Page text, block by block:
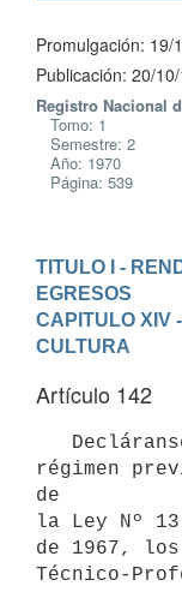
Promulgación: 19/
Publicación: 20/
Registro Nacional
Tomo: 1
Semestre: 2
Año: 1970
Página: 539
TITULO I -
EGRESOS
CAPITULO XIV
CULTURA
Artículo 142
régimen
de
la Ley Nº
de 1967,
Técnico-